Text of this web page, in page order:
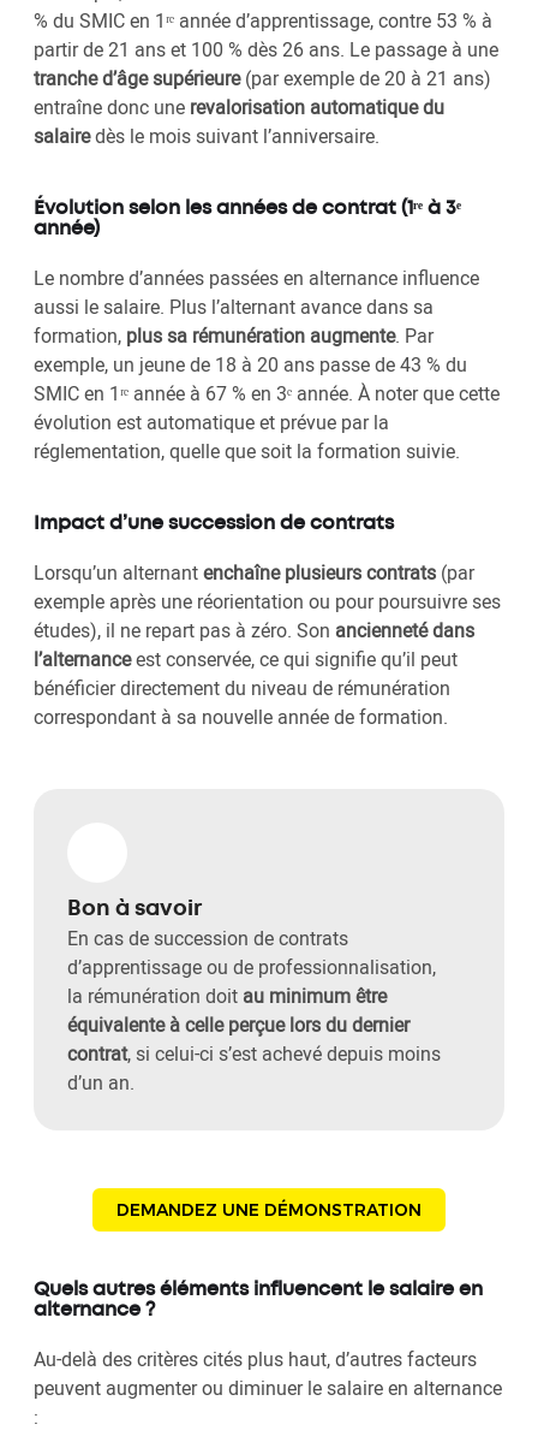
% du SMIC en 1ʳᵉ année d’apprentissage, contre 53 % à
partir de 21 ans et 100 % dès 26 ans. Le passage à une
tranche d’âge supérieure(par exemple de 20 à 21 ans)
entraîne donc une revalorisation automatique du
salairedès le mois suivant l’anniversaire.
Évolution selon les années de contrat (1ʳᵉ à 3ᵉ
année)
Le nombre d’années passées en alternance influence
aussi le salaire. Plus l’alternant avance dans sa
formation, plus sa rémunération augmente. Par
exemple, un jeune de 18 à 20 ans passe de 43 % du
SMIC en 1ʳᵉ année à 67 % en 3ᵉ année. À noter que cette
évolution est automatique et prévue par la
réglementation, quelle que soit la formation suivie.
Impact d’une succession de contrats
Lorsqu’un alternantenchaîne plusieurs contrats (par
exemple après une réorientation ou pour poursuivre ses
études), il ne repart pas à zéro. Son ancienneté dans
l’alternanceest conservée, ce qui signifie qu’il peut
bénéficier directement du niveau de rémunération
correspondant à sa nouvelle année de formation.
Bon à savoir
En cas de succession de contrats
d’apprentissage ou de professionnalisation,
la rémunération doit au minimum être
équivalente à celle perçue lors du dernier
contrat, si celui-ci s’est achevé depuis moins
d’un an.
DEMANDEZ UNE DÉMONSTRATION
Quels autres éléments influencent le salaire en
alternance ?
Au-delà des critères cités plus haut, d’autres facteurs
peuvent augmenter ou diminuer le salaire en alternance
: